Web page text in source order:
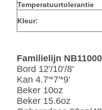
Temperatuurtolerantie
Kleur:
Familielijn
Bord 12'/10'/8'
Kan 4.7'*7'*9'
Beker 10oz
Beker 15.6oz